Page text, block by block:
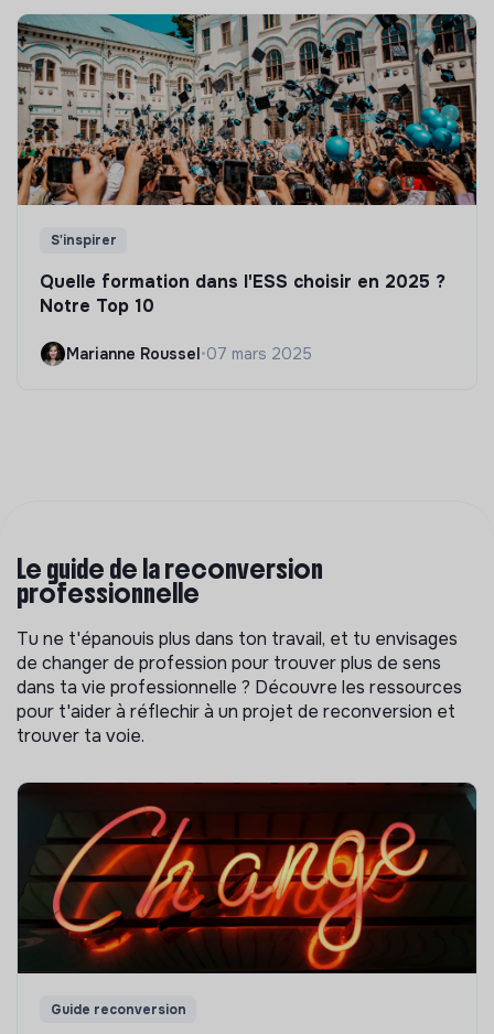
S'inspirer
Quelle formation dans l'ESS choisir en 2025 ?
Notre Top 10
Marianne Roussel•07 mars 2025
Le guide de la reconversion
professionnelle
Tu ne t'épanouis plus dans ton travail, et tu envisages
de changer de profession pour trouver plus de sens
dans ta vie professionnelle ? Découvre les ressources
pour t'aider à réflechir à un projet de reconversion et
trouver ta voie.
Guide reconversion